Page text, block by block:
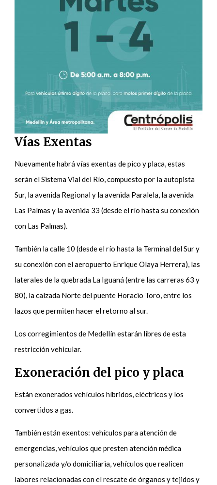
Vías Exentas
Nuevamente habrá vías exentas de pico y placa, estas
serán el Sistema Vial del Río, compuesto por la autopista
Sur, la avenida Regional y la avenida Paralela, la avenida
Las Palmas y la avenida 33 (desde el río hasta su conexión
con Las Palmas).
También la calle 10 (desde el río hasta la Terminal del Sur y
su conexión con el aeropuerto Enrique Olaya Herrera), las
laterales de la quebrada La Iguaná (entre las carreras 63 y
80), la calzada Norte del puente Horacio Toro, entre los
lazos que permiten hacer el retorno al sur.
Los corregimientos de Medellín estarán libres de esta
restricción vehicular.
Exoneración del pico y placa
Están exonerados vehículos híbridos, eléctricos y los
convertidos a gas.
También están exentos: vehículos para atención de
emergencias, vehículos que presten atención médica
personalizada y/o domiciliaria, vehículos que realicen
labores relacionadas con el rescate de órganos y tejidos y